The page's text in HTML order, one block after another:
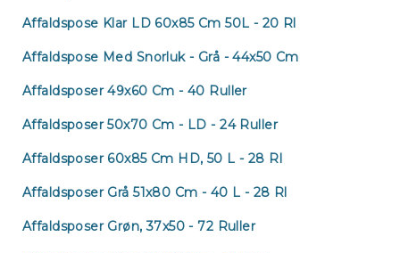
Affaldspose Klar LD 60x85 Cm 50L - 20 Rl
Affaldspose Med Snorluk - Grå - 44x50 Cm
Affaldsposer 49x60 Cm - 40 Ruller
Affaldsposer 50x70 Cm - LD - 24 Ruller
Affaldsposer 60x85 Cm HD, 50 L - 28 Rl
Affaldsposer Grå 51x80 Cm - 40 L - 28 Rl
Affaldsposer Grøn, 37x50 - 72 Ruller